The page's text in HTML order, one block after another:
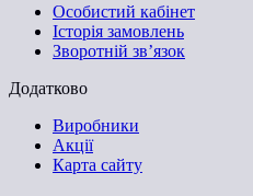
Особистий кабінет
Історія замовлень
Зворотній зв’язок
Додатково
Виробники
Акції
Карта сайту